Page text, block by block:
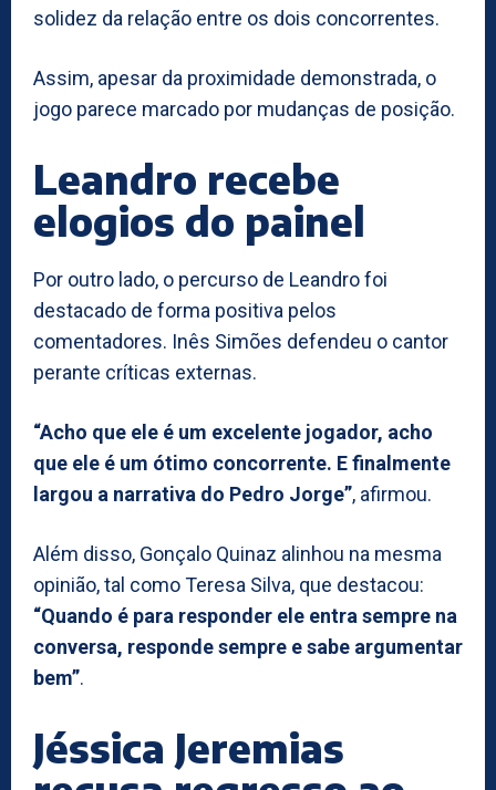
solidez da relação entre os dois concorrentes.
Assim, apesar da proximidade demonstrada, o
jogo parece marcado por mudanças de posição.
Leandro recebe
elogios do painel
Por outro lado, o percurso de Leandro foi
destacado de forma positiva pelos
comentadores. Inês Simões defendeu o cantor
perante críticas externas.
“Acho que ele é um excelente jogador, acho
que ele é um ótimo concorrente. E finalmente
largou a narrativa do Pedro Jorge”, afirmou.
Além disso, Gonçalo Quinaz alinhou na mesma
opinião, tal como Teresa Silva, que destacou:
“Quando é para responder ele entra sempre na
conversa, responde sempre e sabe argumentar
bem”.
Jéssica Jeremias